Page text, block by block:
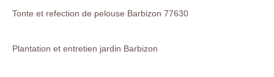
Tonte et refection de pelouse Barbizon 77630
Plantation et entretien jardin Barbizon